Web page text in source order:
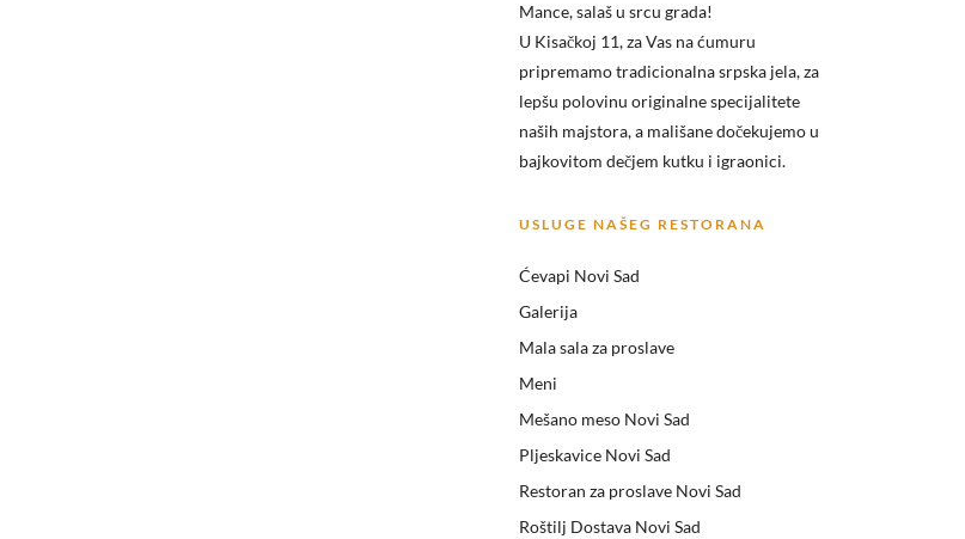
Mance, salaš u srcu grada!
U Kisačkoj 11, za Vas na ćumuru
pripremamo tradicionalna srpska jela, za
lepšu polovinu originalne specijalitete
naših majstora, a mališane dočekujemo u
bajkovitom dečjem kutku i igraonici.
USLUGE NAŠEG RESTORANA
Ćevapi Novi Sad
Galerija
Mala sala za proslave
Meni
Mešano meso Novi Sad
Pljeskavice Novi Sad
Restoran za proslave Novi Sad
Roštilj Dostava Novi Sad